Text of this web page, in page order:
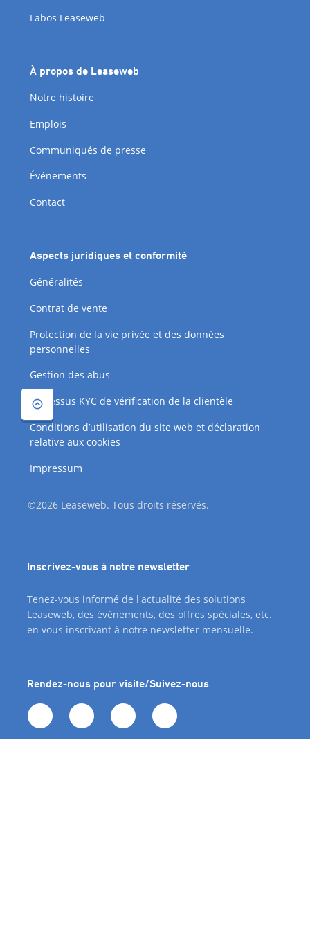
Labos Leaseweb
À propos de Leaseweb
Notre histoire
Emplois
Communiqués de presse
Événements
Contact
Aspects juridiques et conformité
Généralités
Contrat de vente
Protection de la vie privée et des données
personnelles
Gestion des abus
Processus KYC de vérification de la clientèle
Conditions d’utilisation du site web et déclaration
relative aux cookies
Impressum
©2026 Leaseweb. Tous droits réservés.
Inscrivez-vous à notre newsletter
Tenez-vous informé de l'actualité des solutions
Leaseweb, des événements, des offres spéciales, etc.
en vous inscrivant à notre newsletter mensuelle.
Rendez-nous pour visite/Suivez-nous